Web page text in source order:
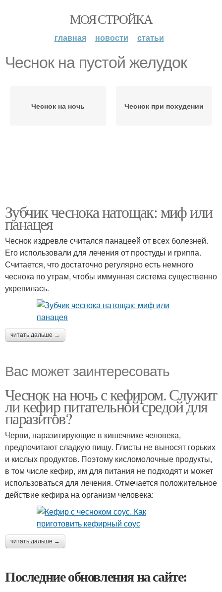
МОЯ СТРОЙКА
главная новости статьи
Чеснок на пустой желудок
Чеснок на ночь Чеснок при похудении
Зубчик чеснока натощак: миф или
панацея
Чеснок издревле считался панацеей от всех болезней.
Его использовали для лечения от простуды и гриппа.
Считается, что достаточно регулярно есть немного
чеснока по утрам, чтобы иммунная система существенно
укрепилась.
читать дальше →
Вас может заинтересовать
Чеснок на ночь с кефиром. Служит
ли кефир питательной средой для
паразитов?
Черви, паразитирующие в кишечнике человека,
предпочитают сладкую пищу. Глисты не выносят горьких
и кислых продуктов. Поэтому кисломолочные продукты,
в том числе кефир, им для питания не подходят и может
использоваться для лечения. Отмечается положительное
действие кефира на организм человека:
читать дальше →
Последние обновления на сайте: